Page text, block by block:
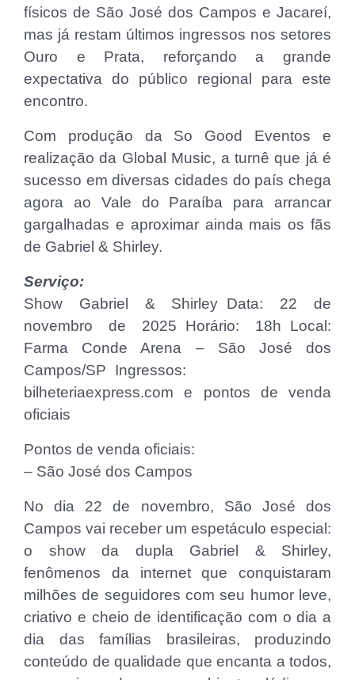
físicos de São José dos Campos e Jacareí,
mas já restam últimos ingressos nos setores
Ouro e Prata, reforçando a grande
expectativa do público regional para este
encontro.
Com produção da So Good Eventos e
realização da Global Music, a turnê que já é
sucesso em diversas cidades do país chega
agora ao Vale do Paraíba para arrancar
gargalhadas e aproximar ainda mais os fãs
de Gabriel & Shirley.
Serviço:
Show Gabriel & Shirley Data: 22 de
novembro de 2025 Horário: 18h Local:
Farma Conde Arena – São José dos
Campos/SP Ingressos:
bilheteriaexpress.com e pontos de venda
oficiais
Pontos de venda oficiais:
– São José dos Campos
No dia 22 de novembro, São José dos
Campos vai receber um espetáculo especial:
o show da dupla Gabriel & Shirley,
fenômenos da internet que conquistaram
milhões de seguidores com seu humor leve,
criativo e cheio de identificação com o dia a
dia das famílias brasileiras, produzindo
conteúdo de qualidade que encanta a todos,